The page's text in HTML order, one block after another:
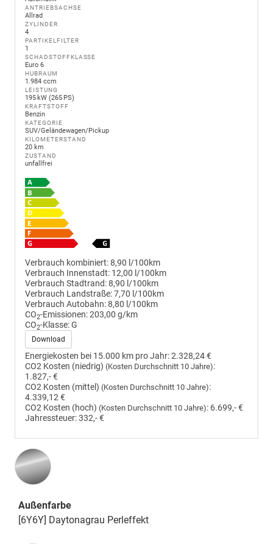
ANTRIEBSACHSE
Allrad
ZYLINDER
4
PARTIKELFILTER
1
SCHADSTOFFKLASSE
Euro 6
HUBRAUM
1.984 ccm
LEISTUNG
195 kW (265 PS)
KRAFTSTOFF
Benzin
KATEGORIE
SUV/Geländewagen/Pickup
KILOMETERSTAND
20 km
ZUSTAND
unfallfrei
Verbrauch kombiniert:8,90 l/100km
Verbrauch Innenstadt: 12,00 l/100km
Verbrauch Stadtrand:8,90 l/100km
Verbrauch Landstraße:7,70 l/100km
Verbrauch Autobahn:8,80 l/100km
CO2-Emissionen:203,00 g/km
CO2-Klasse:G
Download
Energiekosten bei 15.000 km pro Jahr:2.328,24 €
CO2 Kosten (niedrig) (Kosten Durchschnitt 10 Jahre):
1.827,- €
CO2 Kosten (mittel) (Kosten Durchschnitt 10 Jahre):
4.339,12 €
CO2 Kosten (hoch) (Kosten Durchschnitt 10 Jahre): 6.699,- €
Jahressteuer:332,- €
Außenfarbe
[6Y6Y] Daytonagrau Perleffekt